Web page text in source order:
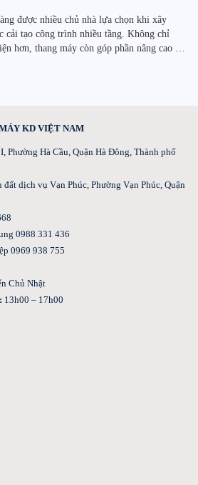
được nhiều chủ nhà lựa chọn khi xây
cải tạo công trình nhiều tầng. Không chỉ
hơn, thang máy còn góp phần nâng cao giá
KD VIỆT NAM
Phường Hà Cầu, Quận Hà Đông, Thành phố
dịch vụ Vạn Phúc, Phường Vạn Phúc, Quận
0988 331 436
0969 938 755
Chủ Nhật
13h00 – 17h00